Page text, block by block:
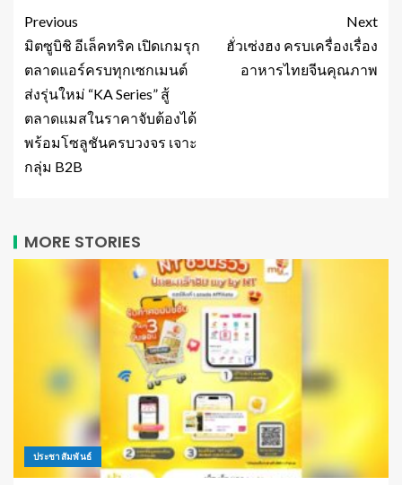
Previous
มิตซูบิชิ อีเล็คทริค เปิดเกมรุก
ตลาดแอร์ครบทุกเซกเมนต์
ส่งรุ่นใหม่ “KA Series” สู้
ตลาดแมสในราคาจับต้องได้
พร้อมโซลูชันครบวงจร เจาะ
กลุ่ม B2B
Next
ฮั่วเซ่งฮง ครบเครื่องเรื่อง
อาหารไทยจีนคุณภาพ
MORE STORIES
ประชาสัมพันธ์